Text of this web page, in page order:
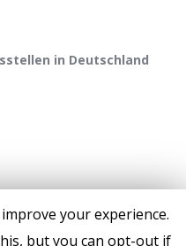
in Deutschland
your experience.
but you can opt-out if